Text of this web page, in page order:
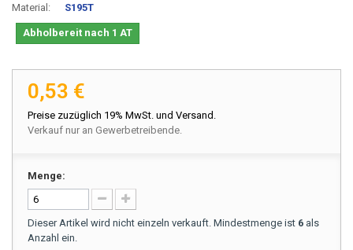
Material: S195T
Abholbereit nach 1 AT
0,53 €
Preise zuzüglich 19% MwSt. und Versand.
Verkauf nur an Gewerbetreibende.
Menge:
Dieser Artikel wird nicht einzeln verkauft. Mindestmenge ist 6 als
Anzahl ein.